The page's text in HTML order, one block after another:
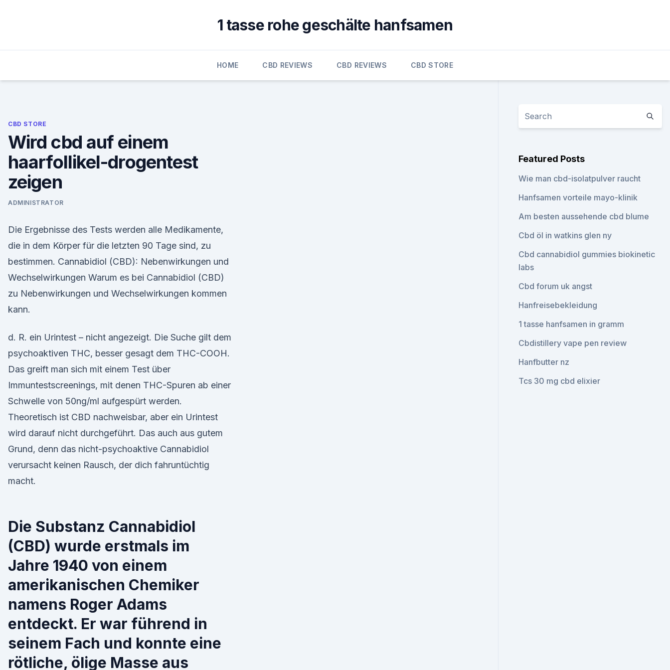
1 tasse rohe geschälte hanfsamen
HOME CBD REVIEWS CBD REVIEWS CBD STORE
CBD STORE
Wird cbd auf einem
haarfollikel-drogentest
zeigen
ADMINISTRATOR
Die Ergebnisse des Tests werden alle Medikamente,
die in dem Körper für die letzten 90 Tage sind, zu
bestimmen. Cannabidiol (CBD): Nebenwirkungen und
Wechselwirkungen Warum es bei Cannabidiol (CBD)
zu Nebenwirkungen und Wechselwirkungen kommen
kann.
d. R. ein Urintest – nicht angezeigt. Die Suche gilt dem
psychoaktiven THC, besser gesagt dem THC-COOH.
Das greift man sich mit einem Test über
Immuntestscreenings, mit denen THC-Spuren ab einer
Schwelle von 50ng/ml aufgespürt werden.
Theoretisch ist CBD nachweisbar, aber ein Urintest
wird darauf nicht durchgeführt. Das auch aus gutem
Grund, denn das nicht-psychoaktive Cannabidiol
verursacht keinen Rausch, der dich fahruntüchtig
macht.
Die Substanz Cannabidiol
(CBD) wurde erstmals im
Jahre 1940 von einem
amerikanischen Chemiker
namens Roger Adams
entdeckt. Er war führend in
seinem Fach und konnte eine
rötliche, ölige Masse aus
Featured Posts
Wie man cbd-isolatpulver raucht
Hanfsamen vorteile mayo-klinik
Am besten aussehende cbd blume
Cbd öl in watkins glen ny
Cbd cannabidiol gummies biokinetic
labs
Cbd forum uk angst
Hanfreisebekleidung
1 tasse hanfsamen in gramm
Cbdistillery vape pen review
Hanfbutter nz
Tcs 30 mg cbd elixier